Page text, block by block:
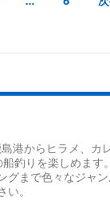
港からヒラメ、カ
釣りを楽しめます
グまで色々なジャ
。